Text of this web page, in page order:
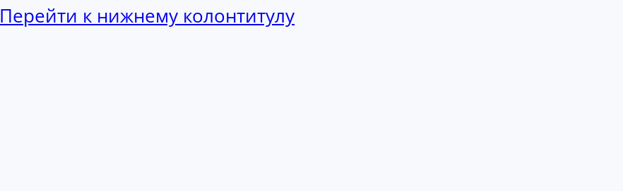
Перейти к нижнему колонтитулу